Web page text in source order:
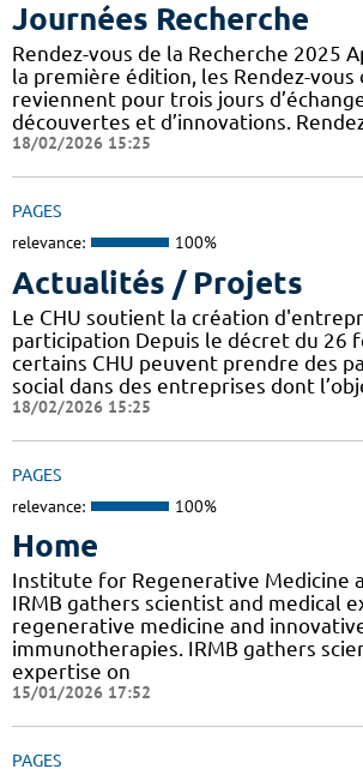
Journées Recherche
Rendez-vous de la Recherche 2025
la première édition, les Rendez-vous
reviennent pour trois jours
découvertes et d’innovations.
18/02/2026 15:25
PAGES
relevance: 100%
Actualités / Projets
Le CHU soutient la création
participation Depuis le décret du 26
certains CHU peuvent prendre des
social dans des entreprises dont
18/02/2026 15:25
PAGES
relevance: 100%
Home
Institute for Regenerative Medicine
IRMB gathers scientist and medical
regenerative medicine and
immunotherapies. IRMB gathers
expertise on
15/01/2026 17:52
PAGES